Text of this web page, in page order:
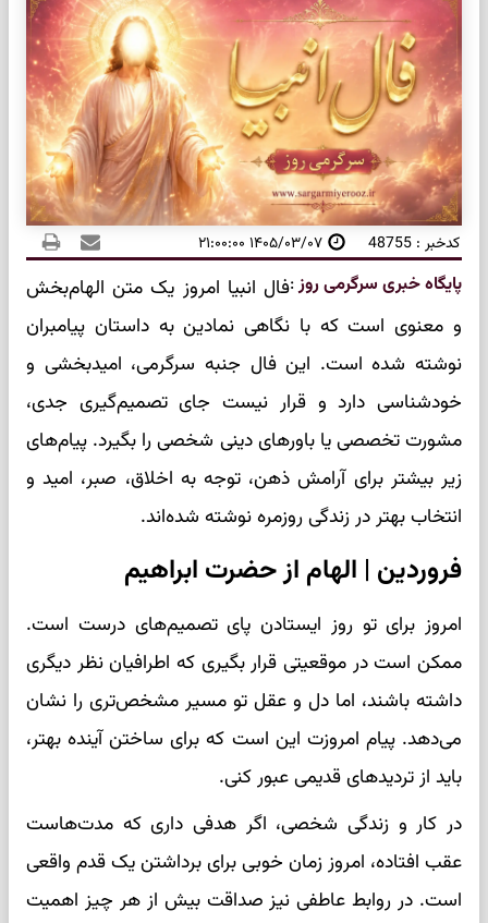
کدخبر : 48755 ۱۴۰۵/۰۳/۰۷ ۲۱:۰۰:۰۰
پایگاه خبری سرگرمی روز:فال انبیا امروز یک متن الهام‌بخش
و معنوی است که با نگاهی نمادین به داستان پیامبران
نوشته شده است. این فال جنبه سرگرمی، امیدبخشی و
خودشناسی دارد و قرار نیست جای تصمیم‌گیری جدی،
مشورت تخصصی یا باورهای دینی شخصی را بگیرد. پیام‌های
زیر بیشتر برای آرامش ذهن، توجه به اخلاق، صبر، امید و
انتخاب بهتر در زندگی روزمره نوشته شده‌اند.
فروردین | الهام از حضرت ابراهیم
امروز برای تو روز ایستادن پای تصمیم‌های درست است.
ممکن است در موقعیتی قرار بگیری که اطرافیان نظر دیگری
داشته باشند، اما دل و عقل تو مسیر مشخص‌تری را نشان
می‌دهد. پیام امروزت این است که برای ساختن آینده بهتر،
باید از تردیدهای قدیمی عبور کنی.
در کار و زندگی شخصی، اگر هدفی داری که مدت‌هاست
عقب افتاده، امروز زمان خوبی برای برداشتن یک قدم واقعی
است. در روابط عاطفی نیز صداقت بیش از هر چیز اهمیت